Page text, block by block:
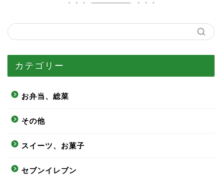
カテゴリー
お弁当、総菜
その他
スイーツ、お菓子
セブンイレブン